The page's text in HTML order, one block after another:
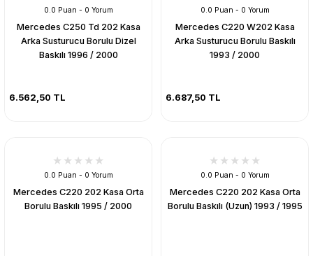
0.0 Puan - 0 Yorum
Mercedes C250 Td 202 Kasa
Arka Susturucu Borulu Dizel
Baskılı 1996 / 2000
6.562,50 TL
0.0 Puan - 0 Yorum
Mercedes C220 W202 Kasa
Arka Susturucu Borulu Baskılı
1993 / 2000
6.687,50 TL
0.0 Puan - 0 Yorum
Mercedes C220 202 Kasa Orta
Borulu Baskılı 1995 / 2000
0.0 Puan - 0 Yorum
Mercedes C220 202 Kasa Orta
Borulu Baskılı (Uzun) 1993 / 1995